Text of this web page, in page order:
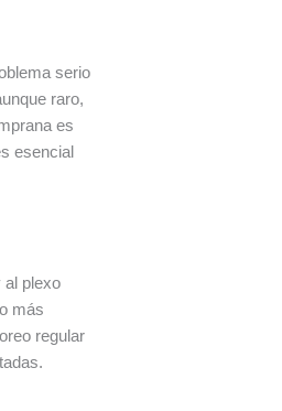
serio
raro,
es
esencial
al plexo
más
regular